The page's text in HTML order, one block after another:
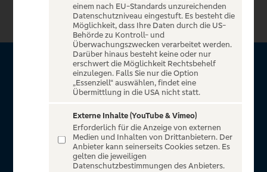
Über VR Entertain
für alle Kunden der Volksbanken Raiffeisenbanken. Auf
unserem einzigartigen Portal finden Sie Tickets für
atemberaubende Konzerte, Musicals und Shows, die
Fußball-Bundesliga sowie die Champions League und die
einem nach EU-Standards unzureichenden
Datenschutzniveau eingestuft. Es besteht die
Möglichkeit, dass Ihre Daten durch die US-
Behörde zu Kontroll- und
Überwachungszwecken verarbeitet werden.
Darüber hinaus besteht keine oder nur
erschwert die Möglichkeit Rechtsbehelf
einzulegen. Falls Sie nur die Option
„Essenziell“ auswählen, findet eine
Übermittlung in die USA nicht statt.
Externe Inhalte (YouTube & Vimeo)
Erforderlich für die Anzeige von externen
Medien und Inhalten von Drittanbietern. Der
Anbieter kann seinerseits Cookies setzen. Es
gelten die jeweiligen
Datenschutzbestimmungen des Anbieters.